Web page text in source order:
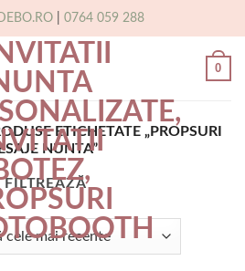
| 0764 059 288
0
ETICHETATE „PROPSURI
NUNTA”
FILTREAZĂ